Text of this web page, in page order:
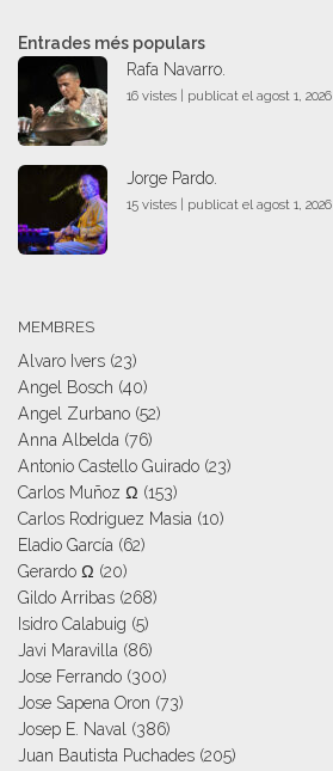
Entrades més populars
Rafa Navarro.
16 vistes publicat el agost 1, 2026
Jorge Pardo.
15 vistes publicat el agost 1, 2026
MEMBRES
Alvaro Ivers (23)
Angel Bosch (40)
Angel Zurbano (52)
Anna Albelda (76)
Antonio Castello Guirado (23)
Carlos Muñoz Ω (153)
Carlos Rodriguez Masia (10)
Eladio García (62)
Gerardo Ω (20)
Gildo Arribas (268)
Isidro Calabuig (5)
Javi Maravilla (86)
Jose Ferrando (300)
Jose Sapena Oron (73)
Josep E. Naval (386)
Juan Bautista Puchades (205)